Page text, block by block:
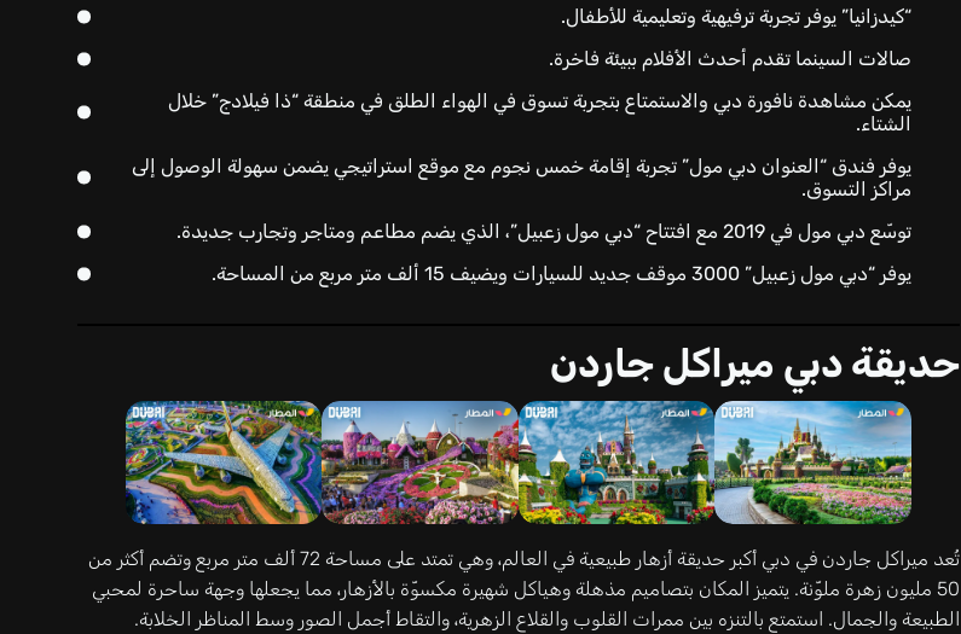
“كيدزانيا” يوفر تجربة ترفيهية وتعليمية للأطفال.
صالات السينما تقدم أحدث الأفلام ببيئة فاخرة.
يمكن مشاهدة نافورة دبي والاستمتاع بتجربة تسوق في الهواء الطلق في منطقة “ذا فيلادج” خلال
الشتاء.
يوفر فندق “العنوان دبي مول” تجربة إقامة خمس نجوم مع موقع استراتيجي يضمن سهولة الوصول إلى
مراكز التسوق.
توسّع دبي مول في 2019 مع افتتاح “دبي مول زعبيل”، الذي يضم مطاعم ومتاجر وتجارب جديدة.
يوفر “دبي مول زعبيل” 3000 موقف جديد للسيارات ويضيف 15 ألف متر مربع من المساحة.
حديقة دبي ميراكل جاردن
تُعد ميراكل جاردن في دبي أكبر حديقة أزهار طبيعية في العالم، وهي تمتد على مساحة 72 ألف متر مربع وتضم أكثر من
50 مليون زهرة ملوّنة. يتميز المكان بتصاميم مذهلة وهياكل شهيرة مكسوّة بالأزهار، مما يجعلها وجهة ساحرة لمحبي
الطبيعة والجمال. استمتع بالتنزه بين ممرات القلوب والقلاع الزهرية، والتقاط أجمل الصور وسط المناظر الخلابة.